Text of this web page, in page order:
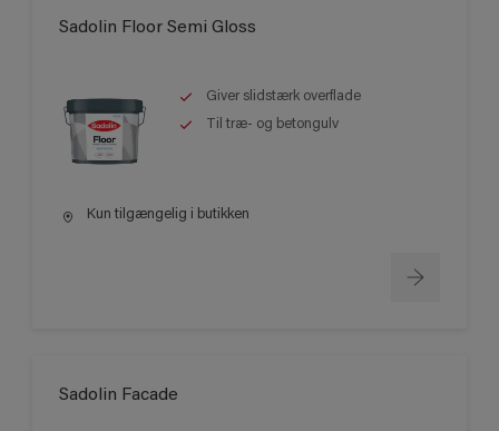
Sadolin Floor Semi Gloss
Giver slidstærk overflade
Til træ- og betongulv
Kun tilgængelig i butikken
Sadolin Facade